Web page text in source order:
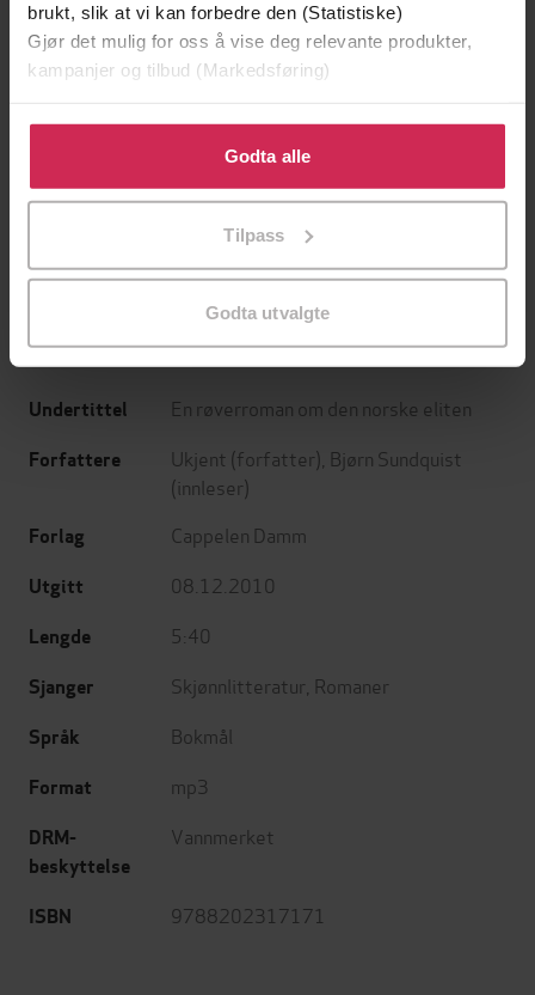
brukt, slik at vi kan forbedre den (Statistiske)
Gjør det mulig for oss å vise deg relevante produkter,
kampanjer og tilbud (Markedsføring)
Klikk på «Godta alle» for å gi oss ditt samtykke til å
bruke cookies for alle disse formålene. Du kan også
tilpasse ditt samtykke til spesifikke formål ved å klikke
Godta alle
Tilpass
Godta utvalgte
149,-
EBOK
199,-
EBOK
Undertittel En røverroman om den norske eliten
Forfattere Ukjent (forfatter), Bjørn Sundquist
(innleser)
Forlag Cappelen Damm
Utgitt 08.12.2010
Lengde 5:40
Sjanger Skjønnlitteratur Romaner
Språk Bokmål
Format mp3
DRM-
beskyttelse
Vannmerket
ISBN 9788202317171